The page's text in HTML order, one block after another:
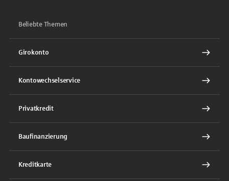
Beliebte Themen
Girokonto
Kontowechselservice
Privatkredit
Baufinanzierung
Kreditkarte